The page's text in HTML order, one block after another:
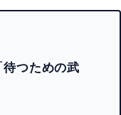
つための武